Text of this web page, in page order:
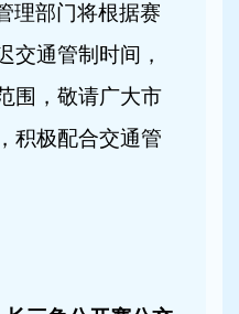
理部门将根据赛
交通管制时间，
围，敬请广大市
积极配合交通管